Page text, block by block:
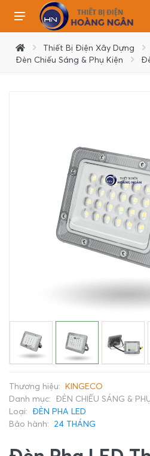
Thiết Bị Điện Xây Dựng
Đèn Chiếu Sáng & Phụ Kiện
Thương hiệu: KINGECO
Danh mục: ĐÈN CHIẾU SÁNG &
Loại: ĐÈN PHA LED
Bảo hành: 24 THÁNG